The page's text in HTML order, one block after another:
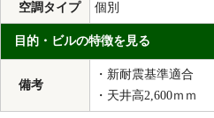
空調タイプ 個別
目的・ビルの特徴を見る
備考
・新耐震基準適合
・天井高2,600ｍｍ